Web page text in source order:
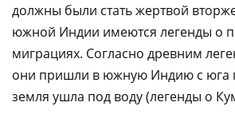
должны были стать жертвой
южной Индии имеются легенды о
миграциях. Согласно древним
они пришли в южную Индию с юга
земля ушла под воду (легенды о